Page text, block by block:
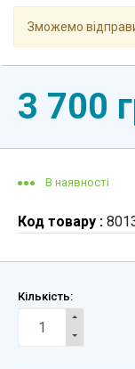
Зможемо
3 700
В наявності
Код товару :
Кількість: